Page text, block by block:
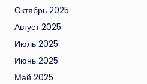
Октябрь 2025
Август 2025
Июль 2025
Июнь 2025
Май 2025